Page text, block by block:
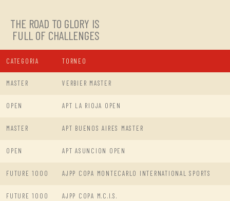
THE ROAD TO GLORY IS
FULL OF CHALLENGES
CATEGORIA TORNEO
MASTER VERBIER MASTER
OPEN APT LA RIOJA OPEN
MASTER APT BUENOS AIRES MASTER
OPEN APT ASUNCION OPEN
FUTURE 1000 AJPP COPA MONTECARLO INTERNATIONAL SPORTS
FUTURE 1000 AJPP COPA M.C.I.S.